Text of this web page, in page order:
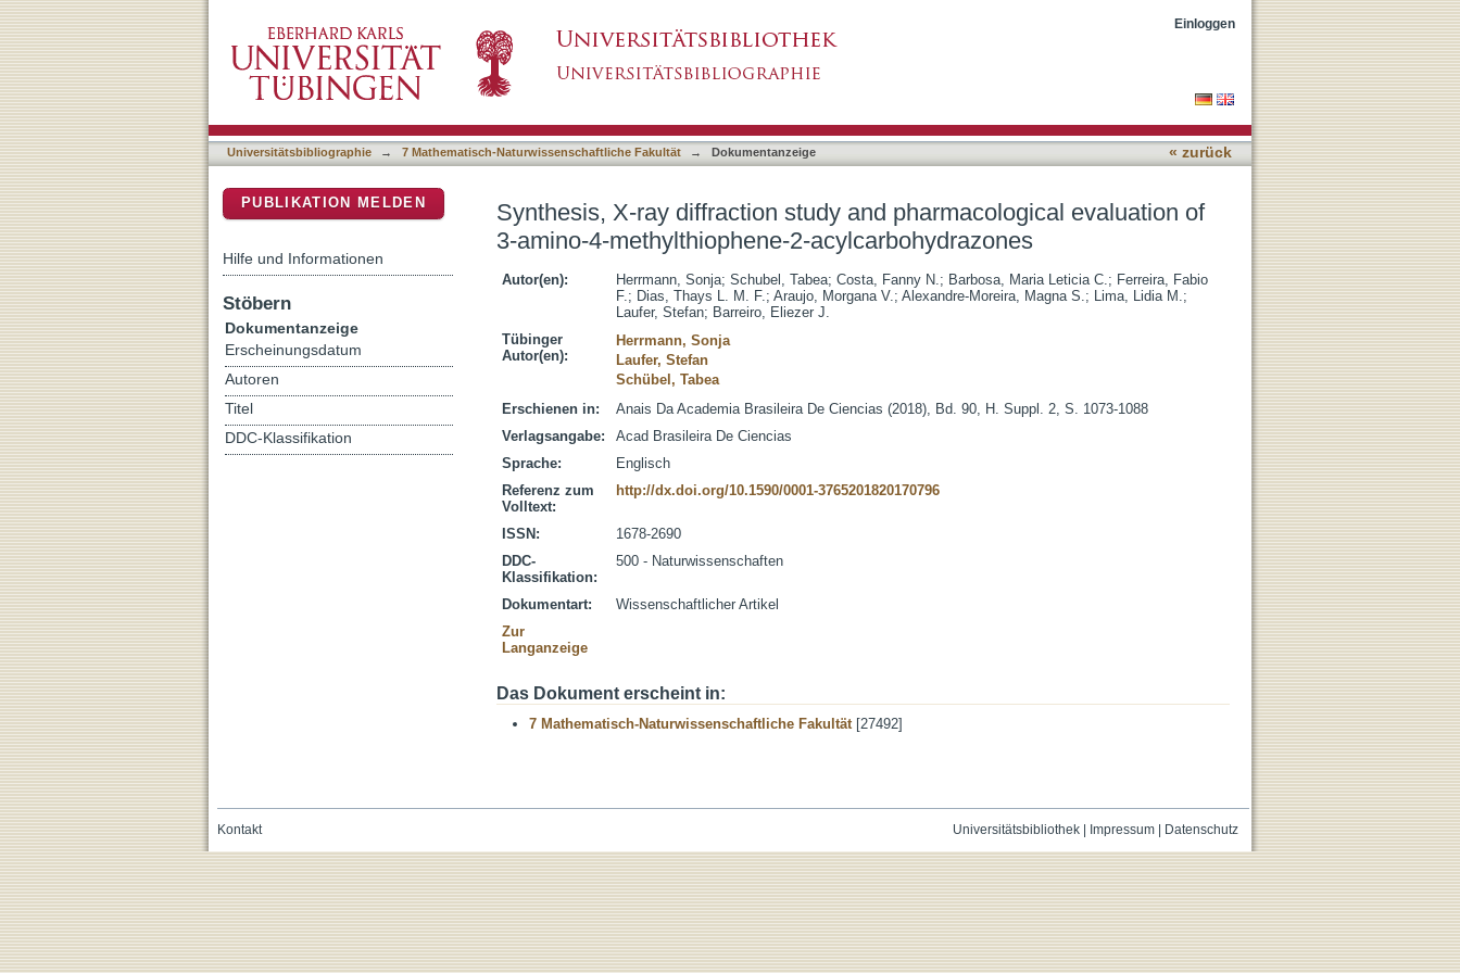
Synthesis, X-ray diffraction study and pharmacological evaluation of 3-amino-4-methylthiophene-2-
acylcarbohydrazones
Einloggen
Universitätsbibliographie → 7 Mathematisch-Naturwissenschaftliche Fakultät → Dokumentanzeige « zurück
Synthesis, X-ray diffraction study and pharmacological evaluation of
3-amino-4-methylthiophene-2-acylcarbohydrazones
Autor(en): Herrmann, Sonja; Schubel, Tabea; Costa, Fanny N.; Barbosa, Maria Leticia C.; Ferreira, Fabio
F.; Dias, Thays L. M. F.; Araujo, Morgana V.; Alexandre-Moreira, Magna S.; Lima, Lidia M.;
Laufer, Stefan; Barreiro, Eliezer J.
Tübinger
Autor(en):
Herrmann, Sonja
Laufer, Stefan
Schübel, Tabea
Erschienen in:
Anais Da Academia Brasileira De Ciencias (2018), Bd. 90, H. Suppl. 2, S. 1073-1088
Verlagsangabe:
Acad Brasileira De Ciencias
Sprache:
Englisch
Referenz zum
Volltext:
http://dx.doi.org/10.1590/0001-3765201820170796
ISSN:
1678-2690
DDC-
Klassifikation:
500 - Naturwissenschaften
Dokumentart:
Wissenschaftlicher Artikel
Zur
Langanzeige
Das Dokument erscheint in:
7 Mathematisch-Naturwissenschaftliche Fakultät[27492]
PUBLIKATION MELDEN
Hilfe und Informationen
Stöbern
Dokumentanzeige
Erscheinungsdatum
Autoren
Titel
DDC-Klassifikation
Universitätsbibliothek| Impressum| Datenschutz
Kontakt